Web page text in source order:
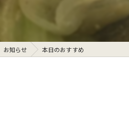
お知らせ 本日のおすすめ